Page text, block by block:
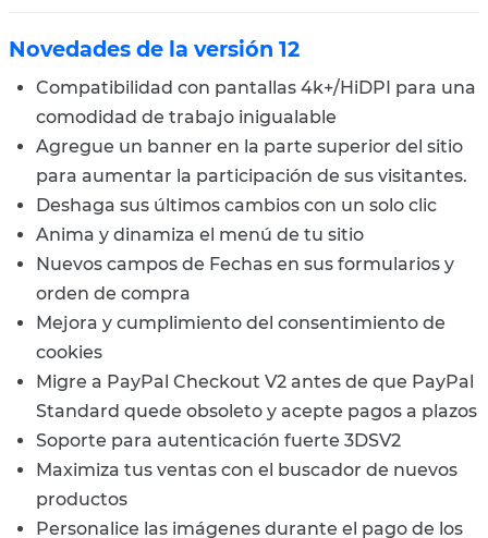
Novedades de la versión 12
Compatibilidad con pantallas 4k+/HiDPI para una
comodidad de trabajo inigualable
Agregue un banner en la parte superior del sitio
para aumentar la participación de sus visitantes.
Deshaga sus últimos cambios con un solo clic
Anima y dinamiza el menú de tu sitio
Nuevos campos de Fechas en sus formularios y
orden de compra
Mejora y cumplimiento del consentimiento de
cookies
Migre a PayPal Checkout V2 antes de que PayPal
Standard quede obsoleto y acepte pagos a plazos
Soporte para autenticación fuerte 3DSV2
Maximiza tus ventas con el buscador de nuevos
productos
Personalice las imágenes durante el pago de los